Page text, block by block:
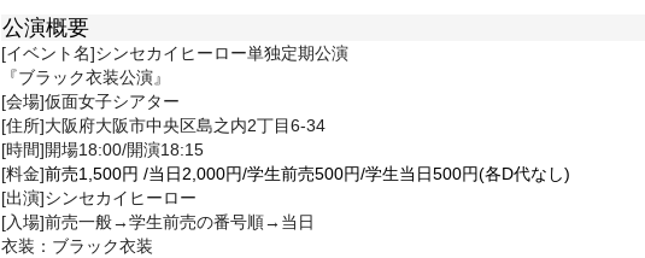
公演概要
[イベント名]シンセカイヒーロー単独定期公演
『ブラック衣装公演』
[会場]仮面女子シアター
[住所]大阪府大阪市中央区島之内2丁目6-34
[時間]開場18:00/開演18:15
[料金]前売1,500円 /当日2,000円/学生前売500円/学生当日500円(各D代なし)
[出演]シンセカイヒーロー
[入場]前売一般→学生前売の番号順→当日
衣装：ブラック衣装